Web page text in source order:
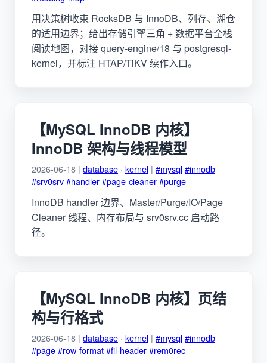
用决策树收束 RocksDB 与 InnoDB、列存、湖仓
的适用边界；给出存储引擎三角 + 数据平台全栈
阅读地图，对接 query-engine/18 与 postgresql-
kernel，并标注 HTAP/TiKV 续作入口。
【MySQL InnoDB 内核】
InnoDB 架构与线程模型
2026-06-18 | database · kernel | #mysql#innodb
#srv0srv#handler#page-cleaner#purge
InnoDB handler 边界、Master/Purge/IO/Page
Cleaner 线程、内存布局与 srv0srv.cc 启动路
径。
【MySQL InnoDB 内核】页结
构与行格式
2026-06-18 | database · kernel | #mysql#innodb
#page#row-format#fil-header#rem0rec